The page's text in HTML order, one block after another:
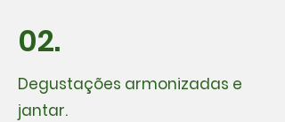
02.
Degustações armonizadas e
jantar.